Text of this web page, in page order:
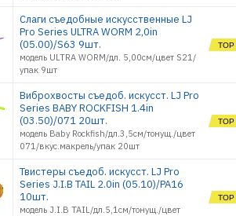
Слаги съедобные искусственные LJ
Pro Series ULTRA WORM 2,0in
(05.00)/S63 9шт.
модель ULTRA WORM/дл. 5,00см/цвет S21/
упак 9шт
Виброхвосты съедоб. искусст. LJ Pro
Series BABY ROCKFISH 1.4in
(03.50)/071 20шт.
модель Baby Rockfish/дл.3,5см/тонущ./цвет
071/вкус.макрель/упак 20шт
Твистеры съедоб. искусст. LJ Pro
Series J.I.B TAIL 2.0in (05.10)/PA16
10шт.
модель J.I.B TAIL/дл.5,1см/тонущ./цвет